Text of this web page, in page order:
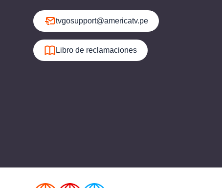
tvgosupport@americatv.pe
Libro de reclamaciones